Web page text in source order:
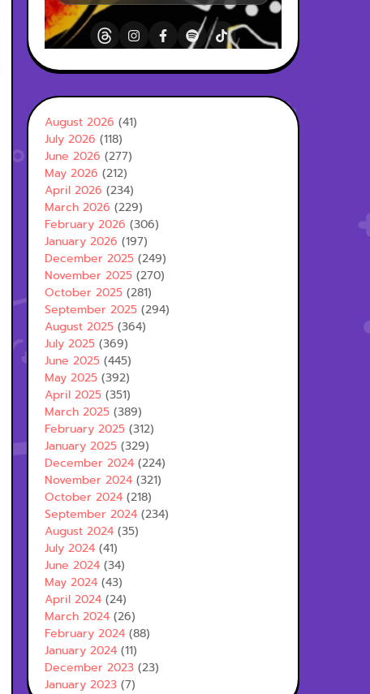
August 2026 (41)
July 2026 (118)
June 2026 (277)
May 2026 (212)
April 2026 (234)
March 2026 (229)
February 2026 (306)
January 2026 (197)
December 2025 (249)
November 2025 (270)
October 2025 (281)
September 2025 (294)
August 2025 (364)
July 2025 (369)
June 2025 (445)
May 2025 (392)
April 2025 (351)
March 2025 (389)
February 2025 (312)
January 2025 (329)
December 2024 (224)
November 2024 (321)
October 2024 (218)
September 2024 (234)
August 2024 (35)
July 2024 (41)
June 2024 (34)
May 2024 (43)
April 2024 (24)
March 2024 (26)
February 2024 (88)
January 2024 (11)
December 2023 (23)
January 2023 (7)